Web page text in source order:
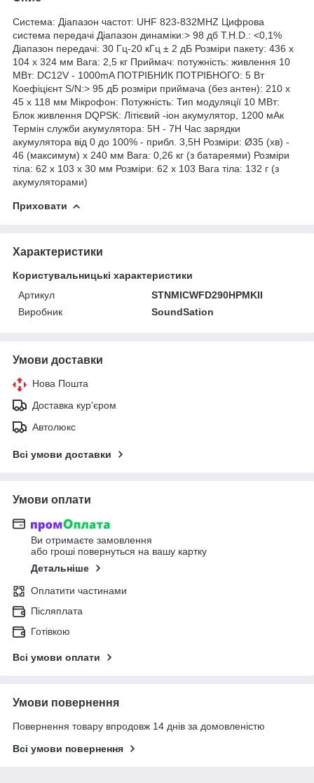
Система: Діапазон частот: UHF 823-832MHZ Цифрова
система передачі Діапазон динаміки:> 98 дб T.H.D.: <0,1%
Діапазон передачі: 30 Гц-20 кГц ± 2 дБ Розміри пакету: 436 х
104 х 324 мм Вага: 2,5 кг Приймач: потужність: живлення 10
МВт: DC12V - 1000mA ПОТРІБНИК ПОТРІБНОГО: 5 Вт
Коефіцієнт S/N:> 95 дБ розміри приймача (без антен): 210 х
45 х 118 мм Мікрофон: Потужність: Тип модуляції 10 МВт:
Блок живлення DQPSK: Літієвий -іон акумулятор, 1200 мАк
Термін служби акумулятора: 5H - 7H Час зарядки
акумулятора від 0 до 100% - прибл. 3,5H Розміри: Ø35 (хв) -
46 (максимум) x 240 мм Вага: 0,26 кг (з батареями) Розміри
тіла: 62 х 103 х 30 мм Розміри: 62 х 103 Вага тіла: 132 г (з
акумуляторами)
Приховати
Характеристики
Користувальницькі характеристики
Артикул
STNMICWFD290HPMKII
Виробник
SoundSation
Умови доставки
Нова Пошта
Доставка кур'єром
Автолюкс
Всі умови доставки
Умови оплати
Ви отримаєте замовлення
або гроші повернуться на вашу картку
Детальніше
Оплатити частинами
Післяплата
Готівкою
Всі умови оплати
Умови повернення
Повернення товару впродовж 14 днів за домовленістю
Всі умови повернення